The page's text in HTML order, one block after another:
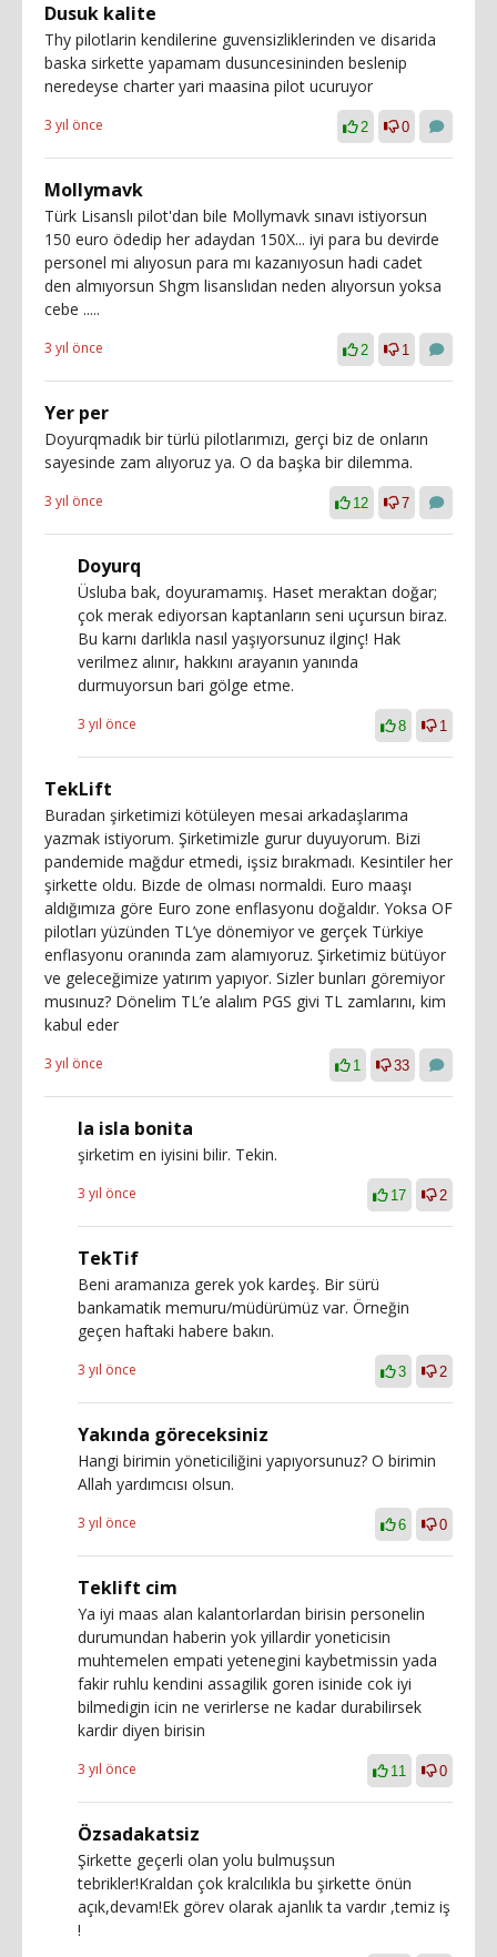
Dusuk kalite
Thy pilotlarin kendilerine guvensizliklerinden ve disarida
baska sirkette yapamam dusuncesininden beslenip
neredeyse charter yari maasina pilot ucuruyor
3 yıl önce 2 0
Mollymavk
Türk Lisanslı pilot'dan bile Mollymavk sınavı istiyorsun
150 euro ödedip her adaydan 150X... iyi para bu devirde
personel mi alıyosun para mı kazanıyosun hadi cadet
den almıyorsun Shgm lisanslıdan neden alıyorsun yoksa
cebe .....
3 yıl önce 2 1
Yer per
Doyurqmadık bir türlü pilotlarımızı, gerçi biz de onların
sayesinde zam alıyoruz ya. O da başka bir dilemma.
3 yıl önce 12 7
Doyurq
Üsluba bak, doyuramamış. Haset meraktan doğar;
çok merak ediyorsan kaptanların seni uçursun biraz.
Bu karnı darlıkla nasıl yaşıyorsunuz ilginç! Hak
verilmez alınır, hakkını arayanın yanında
durmuyorsun bari gölge etme.
3 yıl önce 8 1
TekLift
Buradan şirketimizi kötüleyen mesai arkadaşlarıma
yazmak istiyorum. Şirketimizle gurur duyuyorum. Bizi
pandemide mağdur etmedi, işsiz bırakmadı. Kesintiler her
şirkette oldu. Bizde de olması normaldi. Euro maaşı
aldığımıza göre Euro zone enflasyonu doğaldır. Yoksa OF
pilotları yüzünden TL’ye dönemiyor ve gerçek Türkiye
enflasyonu oranında zam alamıyoruz. Şirketimiz bütüyor
ve geleceğimize yatırım yapıyor. Sizler bunları göremiyor
musınuz? Dönelim TL’e alalım PGS givi TL zamlarını, kim
kabul eder
3 yıl önce 1 33
la isla bonita
şirketim en iyisini bilir. Tekin.
3 yıl önce 17 2
TekTif
Beni aramanıza gerek yok kardeş. Bir sürü
bankamatik memuru/müdürümüz var. Örneğin
geçen haftaki habere bakın.
3 yıl önce 3 2
Yakında göreceksiniz
Hangi birimin yöneticiliğini yapıyorsunuz? O birimin
Allah yardımcısı olsun.
3 yıl önce 6 0
Teklift cim
Ya iyi maas alan kalantorlardan birisin personelin
durumundan haberin yok yillardir yoneticisin
muhtemelen empati yetenegini kaybetmissin yada
fakir ruhlu kendini assagilik goren isinide cok iyi
bilmedigin icin ne verirlerse ne kadar durabilirsek
kardir diyen birisin
3 yıl önce 11 0
Özsadakatsiz
Şirkette geçerli olan yolu bulmuşsun
tebrikler!Kraldan çok kralcılıkla bu şirkette önün
açık,devam!Ek görev olarak ajanlık ta vardır ,temiz iş
!